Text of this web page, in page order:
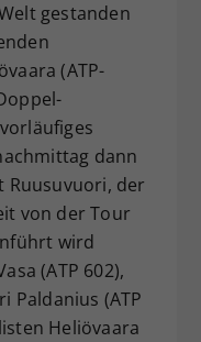
gestanden
(ATP-
dann
Ruusuvuori, der
von der Tour
wird
(ATP 602),
Paldanius (ATP
Heliövaara